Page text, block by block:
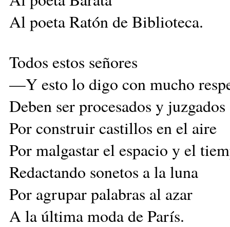
Al poeta Ratón de Biblioteca.
Todos estos señores
—Y esto lo digo con mucho
Deben ser procesados y juzgados
Por construir castillos en el aire
Por malgastar el espacio y el
Redactando sonetos a la luna
Por agrupar palabras al azar
A la última moda de París.